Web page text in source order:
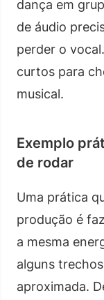
dança em
de áudio
perder o
curtos para
musical.
Exemplo
de rodar
Uma prática
produção é
a mesma
alguns
aproximada.